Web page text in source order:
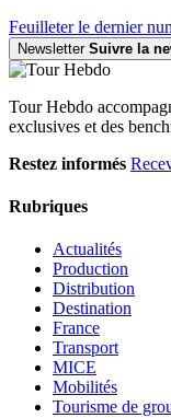
Feuilleter le dernier
Newsletter Suivre la
Tour Hebdo
exclusives et des
Restez informés
Rubriques
Actualités
Production
Distribution
Destination
France
Transport
MICE
Mobilités
Tourisme de